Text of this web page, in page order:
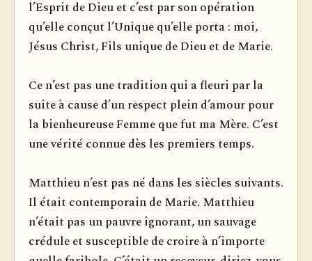
l’Esprit de Dieu et c’est par son opération
qu’elle conçut l’Unique qu’elle porta : moi,
Jésus Christ, Fils unique de Dieu et de Marie.
Ce n’est pas une tradition qui a fleuri par la
suite à cause d’un respect plein d’amour pour
la bienheureuse Femme que fut ma Mère. C’est
une vérité connue dès les premiers temps.
Matthieu n’est pas né dans les siècles suivants.
Il était contemporain de Marie. Matthieu
n’était pas un pauvre ignorant, un sauvage
crédule et susceptible de croire à n’importe